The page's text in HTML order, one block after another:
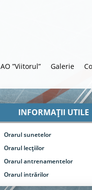
AO ”Viitorul” Galerie
INFORMAȚII UTILE
Orarul sunetelor
Orarul lecțiilor
Orarul antrenamentelor
Orarul intrărilor